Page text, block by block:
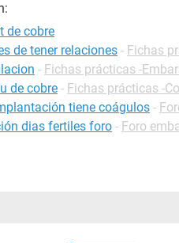
de cobre
de tener relaciones - Fichas
- Fichas prácticas -
de cobre - Fichas prácticas -
tiene coágulos -
dias fertiles foro - Foro